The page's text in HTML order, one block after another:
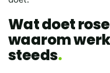
Wat doet
waarom
steeds